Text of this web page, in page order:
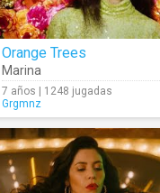
Orange Trees
Marina
7 años | 1248 jugadas
Grgmnz